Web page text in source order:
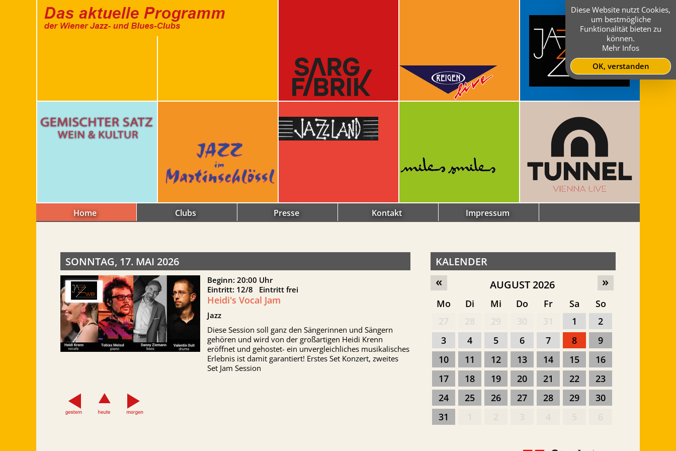
Home Clubs Presse Kontakt Impressum
SONNTAG, 17. MAI 2026
Beginn: 20:00 Uhr
Eintritt: 12/8 Eintritt frei
Heidi's Vocal Jam
Jazz
Diese Session soll ganz den Sängerinnen und Sängern
gehören und wird von der großartigen Heidi Krenn
eröffnet und gehostet- ein unvergleichliches musikalisches
Erlebnis ist damit garantiert! Erstes Set Konzert, zweites
Set Jam Session
KALENDER
»
« AUGUST 2026
Mo Di Mi Do Fr Sa
So
1
2
3
4 5 6 7 8
9
10
11 12 13 14 15
16
17
18 19 20 21 22
23
24
25 26 27 28 29
30
31
Diese Website nutzt Cookies,
um bestmögliche
Funktionalität bieten zu
können.
Mehr Infos
OK, verstanden